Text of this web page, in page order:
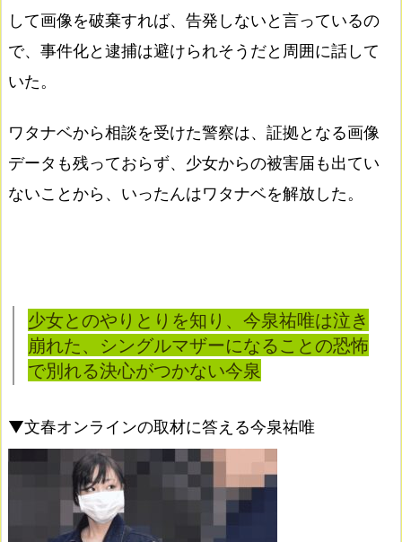
して画像を破棄すれば、告発しないと言っているの
で、事件化と逮捕は避けられそうだと周囲に話して
いた。
ワタナベから相談を受けた警察は、証拠となる画像
データも残っておらず、少女からの被害届も出てい
ないことから、いったんはワタナベを解放した。
少女とのやりとりを知り、今泉祐唯は泣き
崩れた、 シングルマザーになることの恐怖
で別れる決心がつかない今泉
▼文春オンラインの取材に答える今泉祐唯